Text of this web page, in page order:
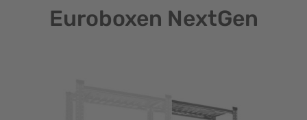
Euroboxen NextGen